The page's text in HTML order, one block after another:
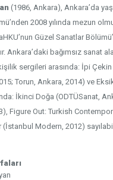
(1986, Ankara), Ankara’da
2008 yılında mezun
Güzel Sanatlar
Ankara’daki bağımsız sanat
sergileri arasında: İpi
Torun, Ankara, 2014) ve
İkinci Doğa (ODTÜSanat,
Figure Out: Turkish
(İstanbul Modern, 2012)